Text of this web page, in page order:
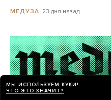
МЕДУЗА 23 дня назад
МЫ ИСПОЛЬЗУЕМ КУКИ!
ЧТО ЭТО ЗНАЧИТ?